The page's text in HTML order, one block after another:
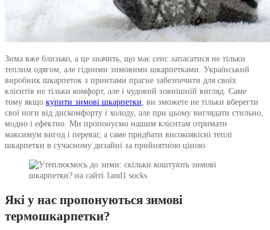
Зима вже близько, а це значить, що має сенс запасатися не тільки
теплим одягом, але гідними зимовими шкарпетками. Український
виробник шкарпеток з принтами прагне забезпечити для своїх
клієнтів не тільки комфорт, але і чудовий зовнішній вигляд. Саме
тому якщо купити зимові шкарпетки, ви зможете не тільки вберегти
свої ноги від дискомфорту і холоду, але при цьому виглядати стильно,
модно і ефектно. Ми пропонуємо нашим клієнтам отримати
максимум вигод і переваг, а саме придбати високоякісні теплі
шкарпетки в сучасному дизайні за прийнятною ціною.
Які у нас пропонуються зимові
термошкарпетки?